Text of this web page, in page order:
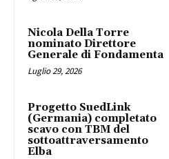
Nicola Della Torre
nominato Direttore
Generale di Fondamenta
Luglio 29, 2026
Progetto SuedLink
(Germania) completato
scavo con TBM del
sottoattraversamento
Elba